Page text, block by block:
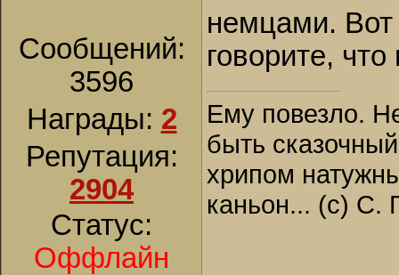
Сообщений:
3596
Награды: 2
Репутация:
2904
Статус:
Оффлайн
немцами. Вот
говорите,
Ему повезло.
быть
хрипом
каньон... (с) С.